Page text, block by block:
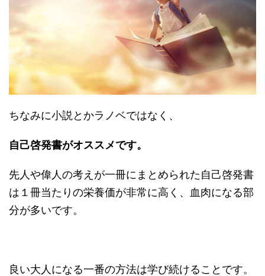
ちなみに小説とかラノベではなく、
自己啓発書がオススメです。
先人や偉人の考えが一冊にまとめられた自己啓発書
は１冊当たりの栄養価が非常に高く、血肉になる部
分が多いです。
良い大人になる一番の方法は学び続けることです。